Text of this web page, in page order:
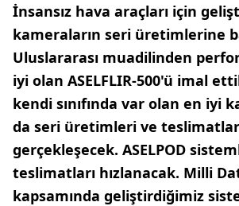
İnsansız hava araçları için
kameraların seri üretimlerine
Uluslararası muadilinden
iyi olan ASELFLIR-500'ü imal
kendi sınıfında var olan en iyi
da seri üretimleri ve
gerçekleşecek. ASELPOD
teslimatları hızlanacak. Milli
kapsamında geliştirdiğimiz